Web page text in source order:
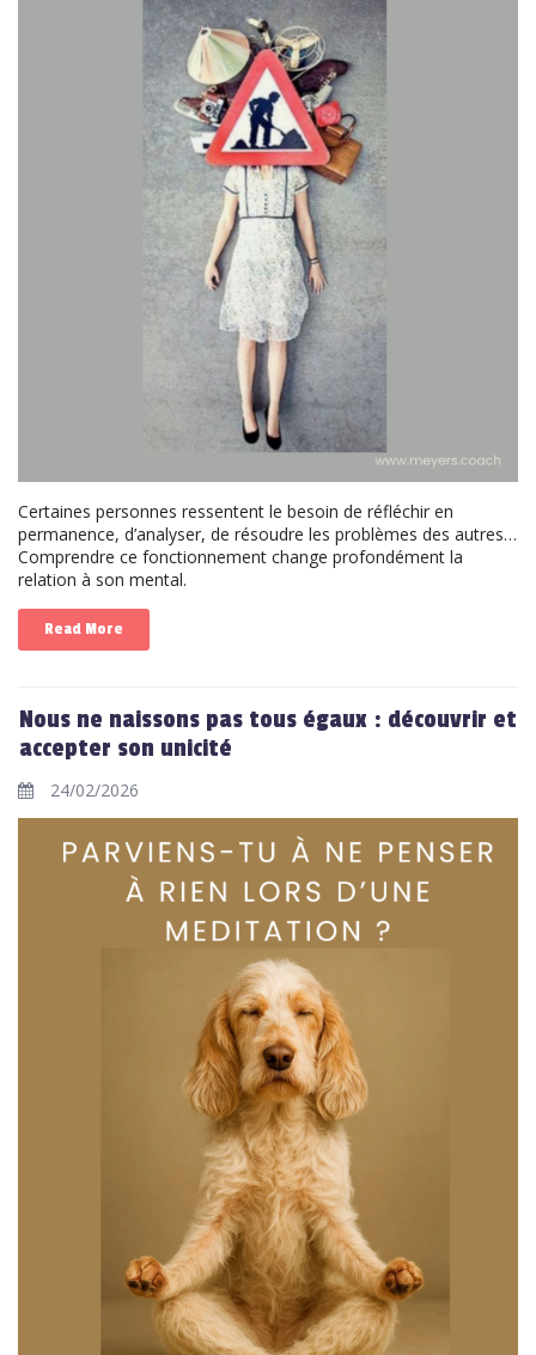
Certaines personnes ressentent le besoin de réfléchir en
permanence, d’analyser, de résoudre les problèmes des autres…
Comprendre ce fonctionnement change profondément la
relation à son mental.
Read More
Nous ne naissons pas tous égaux : découvrir et
accepter son unicité
24/02/2026